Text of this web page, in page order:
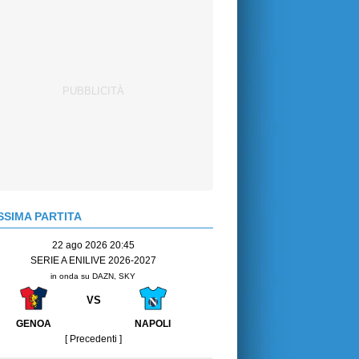
PARTITA
22 ago 2026 20:45
SERIE A ENILIVE 2026-2027
in onda su DAZN, SKY
VS
GENOA
NAPOLI
[ Precedenti ]